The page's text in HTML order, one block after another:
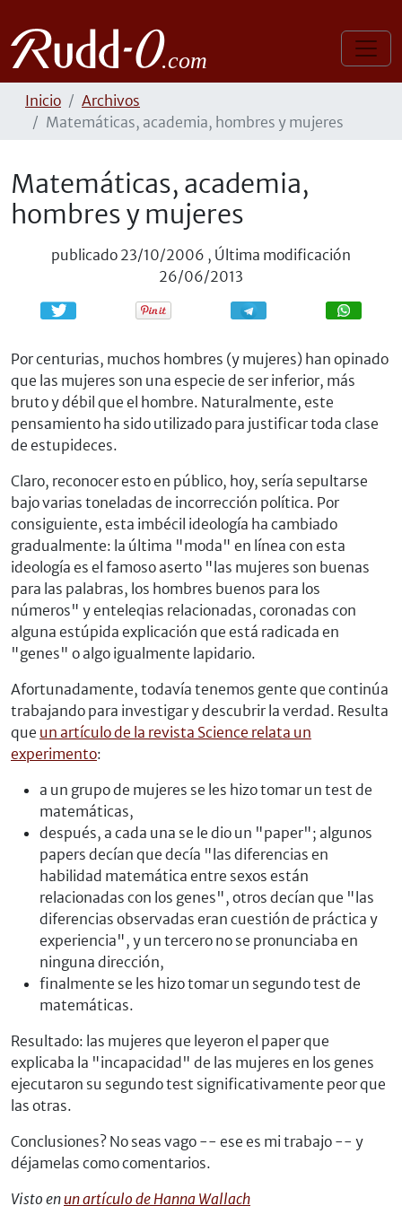
Inicio
Archivos
Matemáticas, academia, hombres y mujeres
Matemáticas, academia,
hombres y mujeres
publicado 23/10/2006 , Última modificación
26/06/2013
Compartir Compartir
Por centurias, muchos hombres (y mujeres) han opinado
que las mujeres son una especie de ser inferior, más
bruto y débil que el hombre. Naturalmente, este
pensamiento ha sido utilizado para justificar toda clase
de estupideces.
Claro, reconocer esto en público, hoy, sería sepultarse
bajo varias toneladas de incorrección política. Por
consiguiente, esta imbécil ideología ha cambiado
gradualmente: la última "moda" en línea con esta
ideología es el famoso aserto "las mujeres son buenas
para las palabras, los hombres buenos para los
números" y enteleqias relacionadas, coronadas con
alguna estúpida explicación que está radicada en
"genes" o algo igualmente lapidario.
Afortunadamente, todavía tenemos gente que continúa
trabajando para investigar y descubrir la verdad. Resulta
que un artículo de la revista Science relata un
experimento:
a un grupo de mujeres se les hizo tomar un test de
matemáticas,
después, a cada una se le dio un "paper"; algunos
papers decían que decía "las diferencias en
habilidad matemática entre sexos están
relacionadas con los genes", otros decían que "las
diferencias observadas eran cuestión de práctica y
experiencia", y un tercero no se pronunciaba en
ninguna dirección,
finalmente se les hizo tomar un segundo test de
matemáticas.
Resultado: las mujeres que leyeron el paper que
explicaba la "incapacidad" de las mujeres en los genes
ejecutaron su segundo test significativamente peor que
las otras.
Conclusiones? No seas vago -- ese es mi trabajo -- y
déjamelas como comentarios.
Visto enun artículo de Hanna Wallach